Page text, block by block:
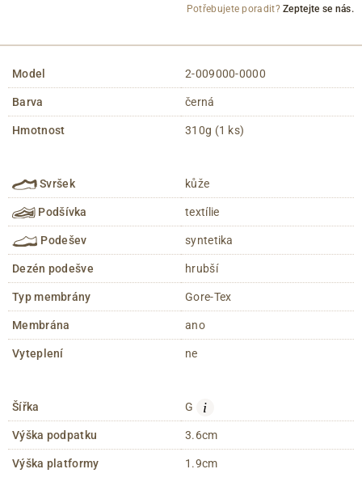
Potřebujete poradit?Zeptejte se nás.
Model 2-009000-0000
Barva černá
Hmotnost 310g (1 ks)
Svršek kůže
Podšívka textílie
Podešev syntetika
Dezén podešve hrubší
Typ membrány Gore-Tex
Membrána ano
Vyteplení ne
Šířka G i
Výška podpatku 3.6cm
Výška platformy 1.9cm